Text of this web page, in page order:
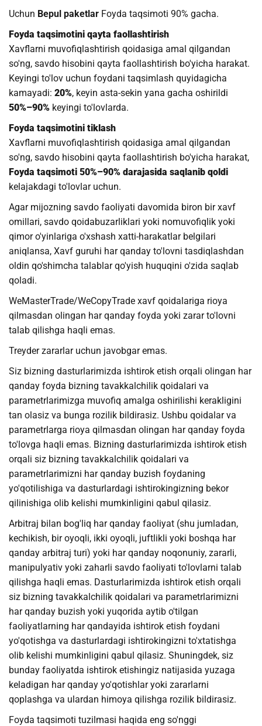
Uchun Bepul paketlar Foyda taqsimoti 90% gacha.
Foyda taqsimotini qayta faollashtirish
Xavflarni muvofiqlashtirish qoidasiga amal qilgandan
so'ng, savdo hisobini qayta faollashtirish bo'yicha harakat.
Keyingi to'lov uchun foydani taqsimlash quyidagicha
kamayadi: 20%, keyin asta-sekin yana gacha oshirildi
50%–90% keyingi to'lovlarda.
Foyda taqsimotini tiklash
Xavflarni muvofiqlashtirish qoidasiga amal qilgandan
so'ng, savdo hisobini qayta faollashtirish bo'yicha harakat,
Foyda taqsimoti 50%–90% darajasida saqlanib qoldi
kelajakdagi to'lovlar uchun.
Agar mijozning savdo faoliyati davomida biron bir xavf
omillari, savdo qoidabuzarliklari yoki nomuvofiqlik yoki
qimor o'yinlariga o'xshash xatti-harakatlar belgilari
aniqlansa, Xavf guruhi har qanday to'lovni tasdiqlashdan
oldin qo'shimcha talablar qo'yish huquqini o'zida saqlab
qoladi.
WeMasterTrade/WeCopyTrade xavf qoidalariga rioya
qilmasdan olingan har qanday foyda yoki zarar to'lovni
talab qilishga haqli emas.
Treyder zararlar uchun javobgar emas.
Siz bizning dasturlarimizda ishtirok etish orqali olingan har
qanday foyda bizning tavakkalchilik qoidalari va
parametrlarimizga muvofiq amalga oshirilishi kerakligini
tan olasiz va bunga rozilik bildirasiz. Ushbu qoidalar va
parametrlarga rioya qilmasdan olingan har qanday foyda
to'lovga haqli emas. Bizning dasturlarimizda ishtirok etish
orqali siz bizning tavakkalchilik qoidalari va
parametrlarimizni har qanday buzish foydaning
yo'qotilishiga va dasturlardagi ishtirokingizning bekor
qilinishiga olib kelishi mumkinligini qabul qilasiz.
Arbitraj bilan bog'liq har qanday faoliyat (shu jumladan,
kechikish, bir oyoqli, ikki oyoqli, juftlikli yoki boshqa har
qanday arbitraj turi) yoki har qanday noqonuniy, zararli,
manipulyativ yoki zaharli savdo faoliyati to'lovlarni talab
qilishga haqli emas. Dasturlarimizda ishtirok etish orqali
siz bizning tavakkalchilik qoidalari va parametrlarimizni
har qanday buzish yoki yuqorida aytib o'tilgan
faoliyatlarning har qandayida ishtirok etish foydani
yo'qotishga va dasturlardagi ishtirokingizni to'xtatishga
olib kelishi mumkinligini qabul qilasiz. Shuningdek, siz
bunday faoliyatda ishtirok etishingiz natijasida yuzaga
keladigan har qanday yo'qotishlar yoki zararlarni
qoplashga va ulardan himoya qilishga rozilik bildirasiz.
Foyda taqsimoti tuzilmasi haqida eng so'nggi